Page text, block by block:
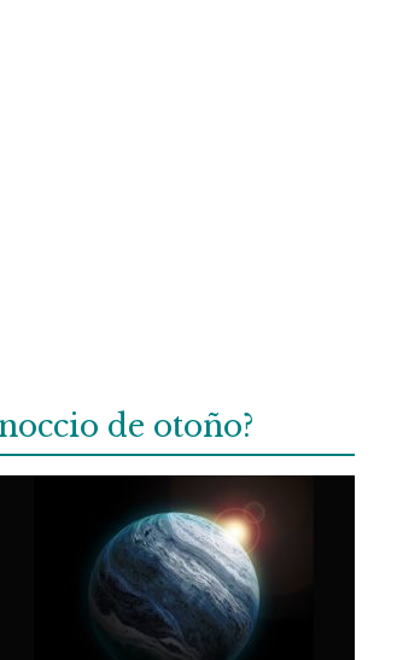
de otoño?